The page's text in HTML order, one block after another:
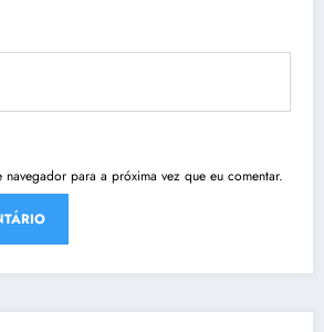
navegador para a próxima vez que eu comentar.